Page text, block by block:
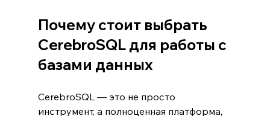
Почему стоит выбрать
CerebroSQL для работы с
базами данных
CerebroSQL — это не просто
инструмент, а полноценная платформа,